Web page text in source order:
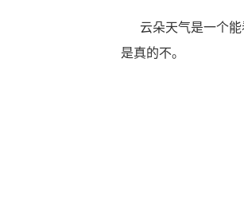
云朵天气是一个能
是真的不。